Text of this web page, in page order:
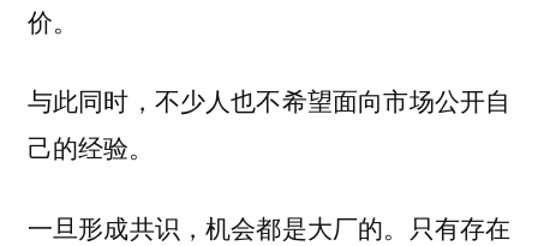
价。
与此同时，不少人也不希望面向市场公开自
己的经验。
一旦形成共识，机会都是大厂的。
只有存在